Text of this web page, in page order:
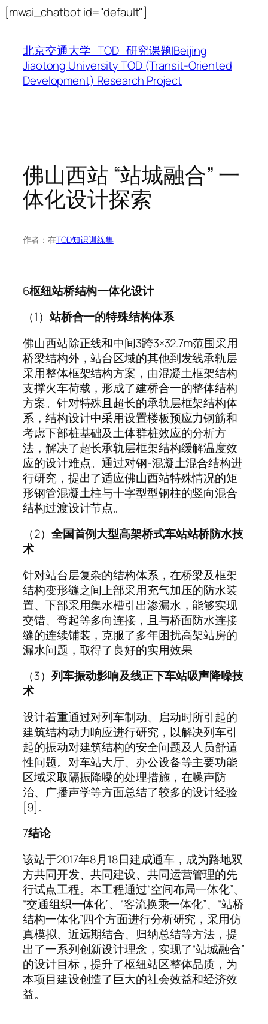
[mwai_chatbot id="default"]
内
容
北京交通大学_TOD_研究课题|Beijing
Jiaotong University TOD (Transit-Oriented
Development) Research Project
佛山西站 “站城融合” 一
体化设计探索
作者： 在TOD知识训练集
6枢纽站桥结构一体化设计
（1） 站桥合一的特殊结构体系
佛山西站除正线和中间3跨3×32.7m范围采用
桥梁结构外，站台区域的其他到发线承轨层
采用整体框架结构方案，由混凝土框架结构
支撑火车荷载，形成了建桥合一的整体结构
方案。针对特殊且超长的承轨层框架结构体
系，结构设计中采用设置楼板预应力钢筋和
考虑下部桩基础及土体群桩效应的分析方
法，解决了超长承轨层框架结构缓解温度效
应的设计难点。通过对钢-混凝土混合结构进
行研究，提出了适应佛山西站特殊情况的矩
形钢管混凝土柱与十字型型钢柱的竖向混合
结构过渡设计节点。
（2） 全国首例大型高架桥式车站站桥防水技
术
针对站台层复杂的结构体系，在桥梁及框架
结构变形缝之间上部采用充气加压的防水装
置、下部采用集水槽引出渗漏水，能够实现
交错、弯起等多向连接，且与桥面防水连接
缝的连续铺装，克服了多年困扰高架站房的
漏水问题，取得了良好的实用效果
（3） 列车振动影响及线正下车站吸声降噪技
术
设计着重通过对列车制动、启动时所引起的
建筑结构动力响应进行研究，以解决列车引
起的振动对建筑结构的安全问题及人员舒适
性问题。对车站大厅、办公设备等主要功能
区域采取隔振降噪的处理措施，在噪声防
治、广播声学等方面总结了较多的设计经验
[9]。
7结论
该站于2017年8月18日建成通车，成为路地双
方共同开发、共同建设、共同运营管理的先
行试点工程。本工程通过“空间布局一体化”、
“交通组织一体化”、“客流换乘一体化”、“站桥
结构一体化”四个方面进行分析研究，采用仿
真模拟、近远期结合、归纳总结等方法，提
出了一系列创新设计理念，实现了“站城融合”
的设计目标，提升了枢纽站区整体品质，为
本项目建设创造了巨大的社会效益和经济效
益。